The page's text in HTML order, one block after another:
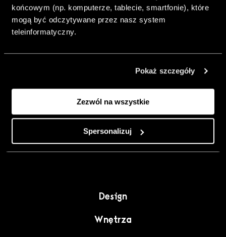
końcowym (np. komputerze, tablecie, smartfonie), które
mogą być odczytywane przez nasz system
teleinformatyczny.
Pokaż szczegóły
Zezwól na wszystkie
Spersonalizuj
& Living 40.
„Dom bardziej
Twój. Odważ się
urządzić go
rzemiosło jako
punkt wyjścia
do wnętrz
pełnych
charakteru”.
Design
Wnętrza